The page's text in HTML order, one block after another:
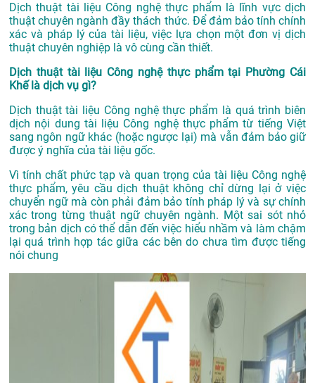
Dịch thuật tài liệu Công nghệ thực phẩm là lĩnh vực dịch
thuật chuyên ngành đầy thách thức. Để đảm bảo tính chính
xác và pháp lý của tài liệu, việc lựa chọn một đơn vị dịch
thuật chuyên nghiệp là vô cùng cần thiết.
Dịch thuật tài liệu Công nghệ thực phẩm tại Phường Cái
Khế là dịch vụ gì?
Dịch thuật tài liệu Công nghệ thực phẩm là quá trình biên
dịch nội dung tài liệu Công nghệ thực phẩm từ tiếng Việt
sang ngôn ngữ khác (hoặc ngược lại) mà vẫn đảm bảo giữ
được ý nghĩa của tài liệu gốc.
Vì tính chất phức tạp và quan trọng của tài liệu Công nghệ
thực phẩm, yêu cầu dịch thuật không chỉ dừng lại ở việc
chuyển ngữ mà còn phải đảm bảo tính pháp lý và sự chính
xác trong từng thuật ngữ chuyên ngành. Một sai sót nhỏ
trong bản dịch có thể dẫn đến việc hiểu nhầm và làm chậm
lại quá trình hợp tác giữa các bên do chưa tìm được tiếng
nói chung